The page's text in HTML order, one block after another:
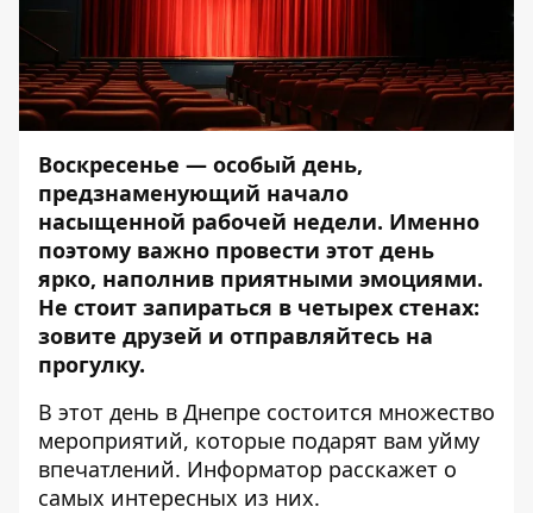
Воскресенье — особый день,
предзнаменующий начало
насыщенной рабочей недели. Именно
поэтому важно провести этот день
ярко, наполнив приятными эмоциями.
Не стоит запираться в четырех стенах:
зовите друзей и отправляйтесь на
прогулку.
В этот день в Днепре состоится множество
мероприятий, которые подарят вам уйму
впечатлений. Информатор расскажет о
самых интересных из них.